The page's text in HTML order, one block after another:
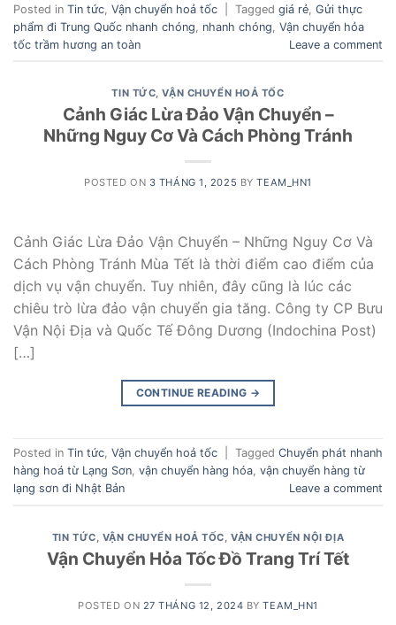
Posted in Tin tức Vận chuyển hoả tốc Tagged giá rẻ Gửi thực
phẩm đi Trung Quốc nhanh chóng
nhanh chóng Vận chuyển hỏa
tốc trầm hương an toàn
Leave a comment
TIN TỨC,VẬN CHUYỂN HOẢ TỐC
Cảnh Giác Lừa Đảo Vận Chuyển –
Những Nguy Cơ Và Cách Phòng Tránh
POSTED ON 3 THÁNG 1, 2025 BYTEAM_HN1
Cảnh Giác Lừa Đảo Vận Chuyển – Những Nguy Cơ Và
Cách Phòng Tránh Mùa Tết là thời điểm cao điểm của
dịch vụ vận chuyển. Tuy nhiên, đây cũng là lúc các
chiêu trò lừa đảo vận chuyển gia tăng. Công ty CP Bưu
Vận Nội Địa và Quốc Tế Đông Dương (Indochina Post)
[…]
CONTINUE READING →
Posted in Tin tức, Vận chuyển hoả tốc Tagged Chuyển phát nhanh
hàng hoá từ Lạng Sơn, vận chuyển hàng hóa, vận chuyển hàng từ
lạng sơn đi Nhật Bản
Leave a comment
TIN TỨC, VẬN CHUYỂN HOẢ TỐC,VẬN CHUYỂN NỘI ĐỊA
Vận Chuyển Hỏa Tốc Đồ Trang Trí Tết
POSTED ON 27 THÁNG 12, 2024 BYTEAM_HN1